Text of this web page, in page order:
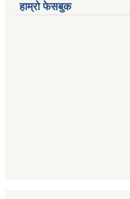
हाम्रो फेसबुक